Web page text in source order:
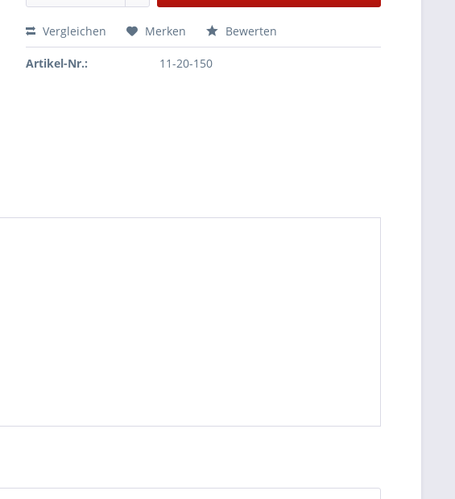
Vergleichen Merken Bewerten
Artikel-Nr.: 11-20-150